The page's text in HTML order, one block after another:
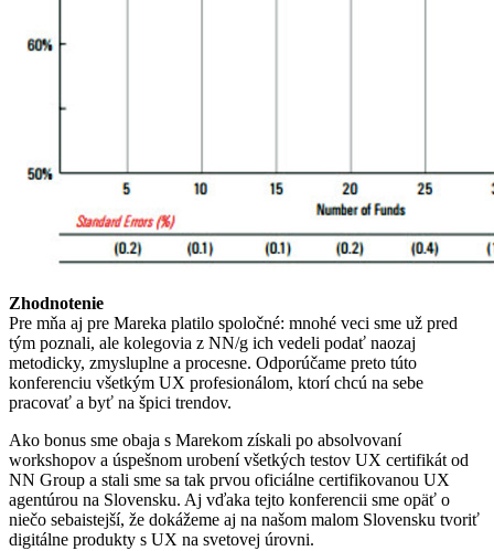
Zhodnotenie
Pre mňa aj pre Mareka platilo spoločné: mnohé veci sme už pred
tým poznali, ale kolegovia z NN/g ich vedeli podať naozaj
metodicky, zmysluplne a procesne. Odporúčame preto túto
konferenciu všetkým UX profesionálom, ktorí chcú na sebe
pracovať a byť na špici trendov.
Ako bonus sme obaja s Marekom získali po absolvovaní
workshopov a úspešnom urobení všetkých testov UX certifikát od
NN Group a stali sme sa tak prvou oficiálne certifikovanou UX
agentúrou na Slovensku. Aj vďaka tejto konferencii sme opäť o
niečo sebaistejší, že dokážeme aj na našom malom Slovensku tvoriť
digitálne produkty s UX na svetovej úrovni.